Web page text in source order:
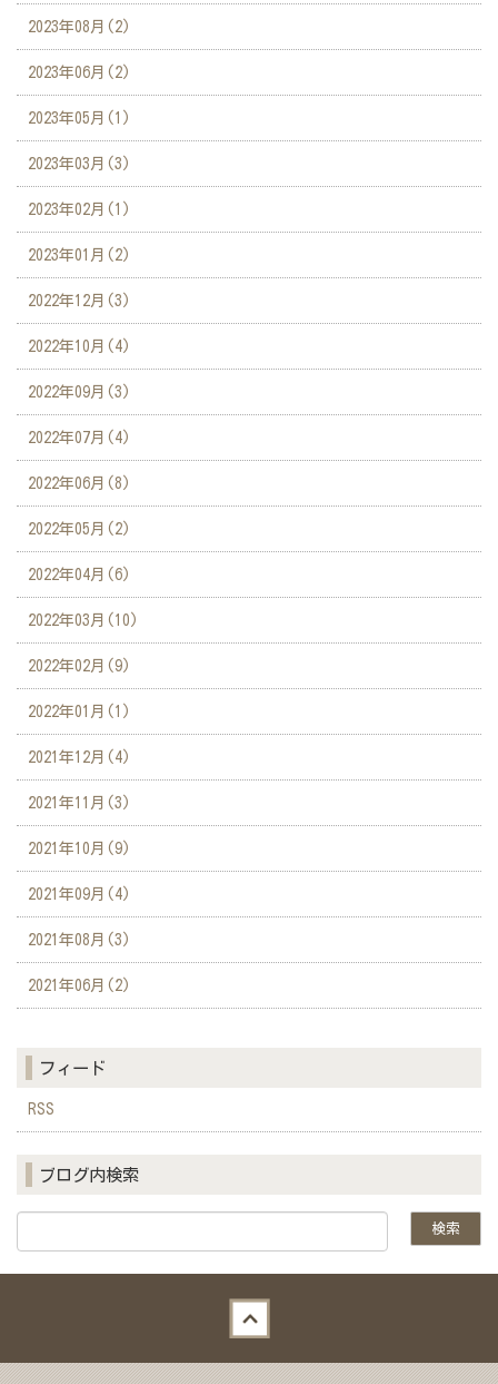
2023年08月(2)
2023年06月(2)
2023年05月(1)
2023年03月(3)
2023年02月(1)
2023年01月(2)
2022年12月(3)
2022年10月(4)
2022年09月(3)
2022年07月(4)
2022年06月(8)
2022年05月(2)
2022年04月(6)
2022年03月(10)
2022年02月(9)
2022年01月(1)
2021年12月(4)
2021年11月(3)
2021年10月(9)
2021年09月(4)
2021年08月(3)
2021年06月(2)
フィード
RSS
ブログ内検索
Back to top